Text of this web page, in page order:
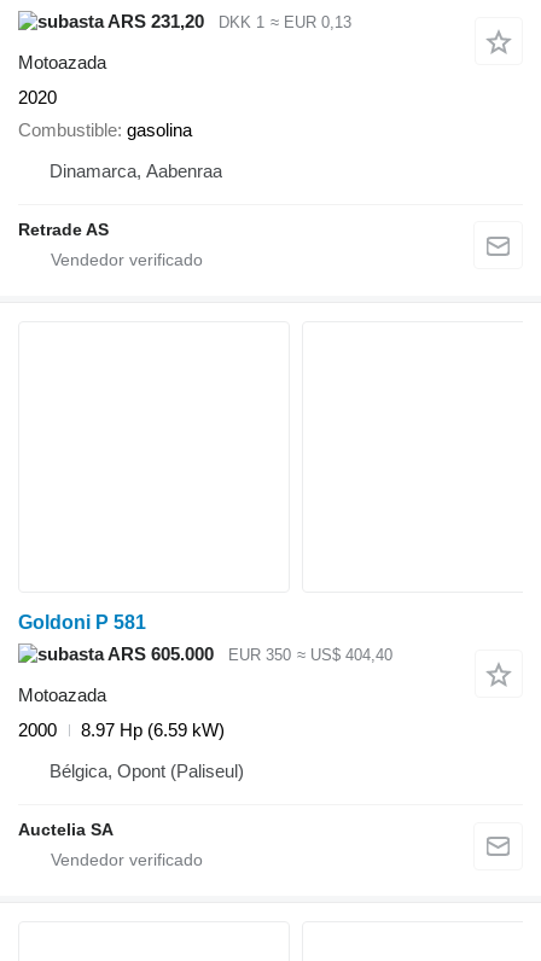
ARS 231,20 DKK 1 ≈ EUR 0,13
Motoazada
2020
Combustible gasolina
Dinamarca, Aabenraa
Retrade AS
Goldoni P 581
ARS 605.000
EUR 350 ≈ US$ 404,40
Motoazada
2000
8.97 Hp (6.59 kW)
Bélgica, Opont (Paliseul)
Auctelia SA